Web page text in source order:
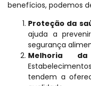
benefícios, podemos
Proteção da
ajuda a
segurança
Melhoria
tendem a